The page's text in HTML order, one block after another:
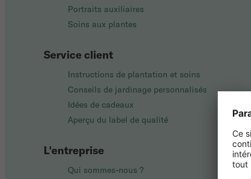
Portraits auxiliaires
Soins aux plantes
Service client
Instructions de plantation et soins
Conseils de jardinage personnalisés
Idées de cadeaux
Aperçu du label de qualité
L'entreprise
Qui sommes-nous ?